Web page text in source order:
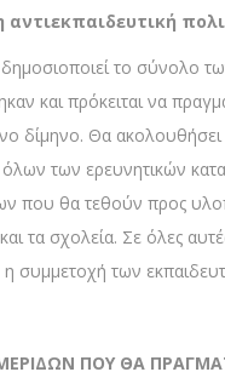
το σύνολο
και πρόκειται να
δίμηνο. Θα
των ερευνητικών
που θα τεθούν προς
τα σχολεία. Σε όλες
συμμετοχή των
ΠΟΥ ΘΑ